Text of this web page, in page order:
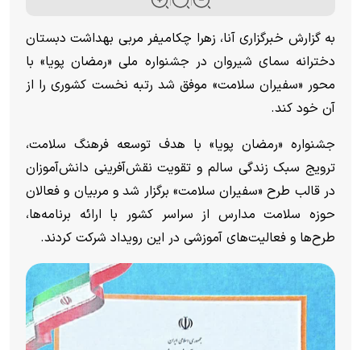
به گزارش خبرگزاری آنا، زهرا چکامیفر مربی بهداشت دبستان
دخترانه سمای شیروان در جشنواره ملی «رمضان پویا» با
محور «سفیران سلامت» موفق شد رتبه نخست کشوری را از
آن خود کند.
جشنواره «رمضان پویا» با هدف توسعه فرهنگ سلامت،
ترویج سبک زندگی سالم و تقویت نقش‌آفرینی دانش‌آموزان
در قالب طرح «سفیران سلامت» برگزار شد و مربیان و فعالان
حوزه سلامت مدارس از سراسر کشور با ارائه برنامه‌ها،
طرح‌ها و فعالیت‌های آموزشی در این رویداد شرکت کردند.